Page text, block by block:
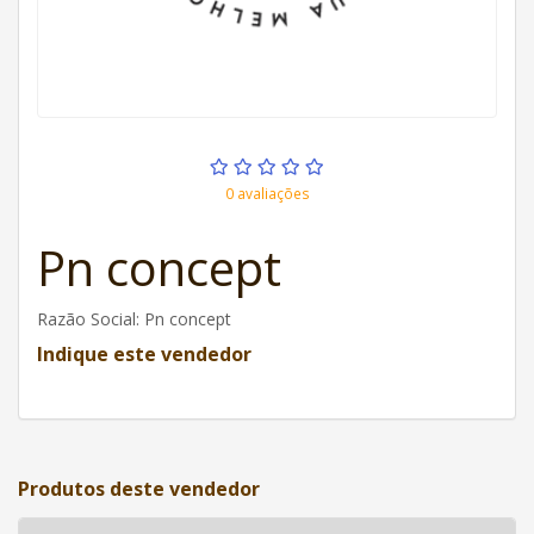
0 avaliações
Pn concept
Razão Social: Pn concept
Indique este vendedor
Produtos deste vendedor